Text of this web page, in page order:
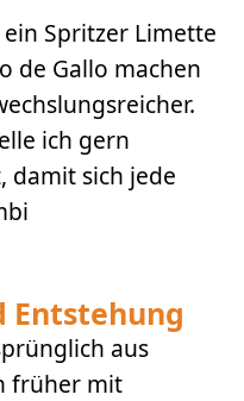
Spritzer Limette
de Gallo machen
ich gern
damit sich jede
Entstehung
aus
früher mit